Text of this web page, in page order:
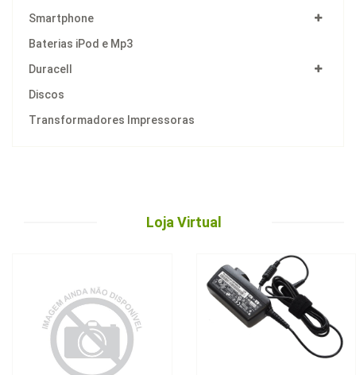
Smartphone
Baterias iPod e Mp3
Duracell
Discos
Transformadores Impressoras
Loja Virtual